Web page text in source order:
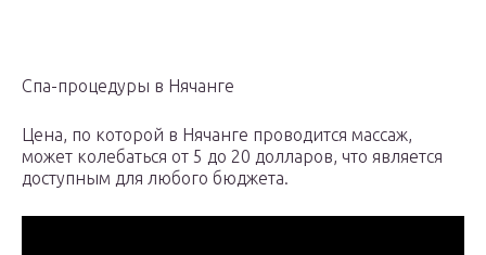
Спа-процедуры в Нячанге
Цена, по которой в Нячанге проводится массаж,
может колебаться от 5 до 20 долларов, что является
доступным для любого бюджета.